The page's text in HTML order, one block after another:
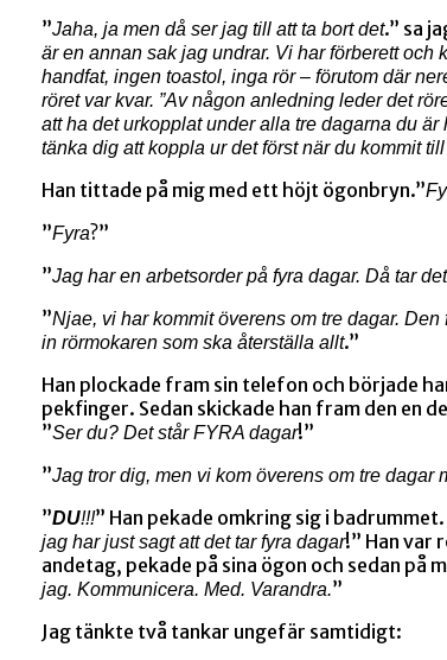
”Jaha, ja men då ser jag till att ta bort det.” sa
är en annan sak jag undrar. Vi har förberett och
handfat, ingen toastol, inga rör – förutom där
röret var kvar. ”Av någon anledning leder det
att ha det urkopplat under alla tre dagarna du är
tänka dig att koppla ur det först när du kommit
Han tittade på mig med ett höjt ögonbryn.”
”Fyra?”
”Jag har en arbetsorder på fyra dagar. Då tar
”Njae, vi har kommit överens om tre dagar.
in rörmokaren som ska återställa allt.”
Han plockade fram sin telefon och började
pekfinger. Sedan skickade han fram den en
”Ser du? Det står FYRA dagar!”
”Jag tror dig, men vi kom överens om tre dagar
”DU!!!” Han pekade omkring sig i badrummet.
jag har just sagt att det tar fyra dagar!” Han var
andetag, pekade på sina ögon och sedan på
jag. Kommunicera. Med. Varandra.”
Jag tänkte två tankar ungefär samtidigt: